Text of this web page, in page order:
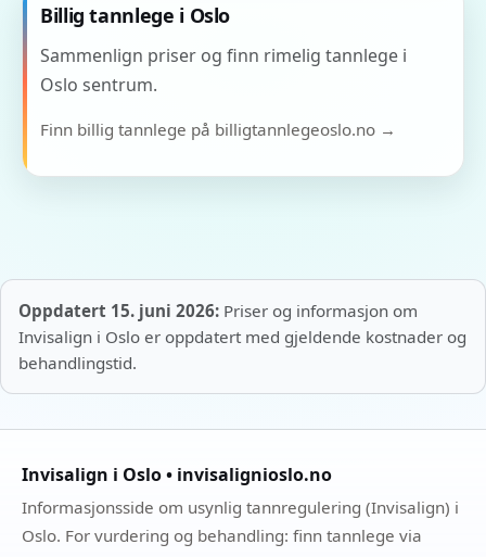
Billig tannlege i Oslo
Sammenlign priser og finn rimelig tannlege i
Oslo sentrum.
Finn billig tannlege på billigtannlegeoslo.no →
Oppdatert 15. juni 2026: Priser og informasjon om
Invisalign i Oslo er oppdatert med gjeldende kostnader og
behandlingstid.
Invisalign i Oslo • invisalignioslo.no
Informasjonsside om usynlig tannregulering (Invisalign) i
Oslo. For vurdering og behandling: finn tannlege via